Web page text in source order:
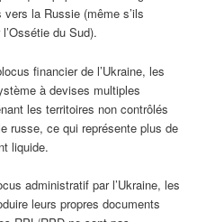
la Russie (même s’ils
du Sud).
financier de l’Ukraine, les
à devises multiples
les territoires non contrôlés
russe, ce qui représente plus de
liquide.
administratif par l’Ukraine, les
leurs propres documents